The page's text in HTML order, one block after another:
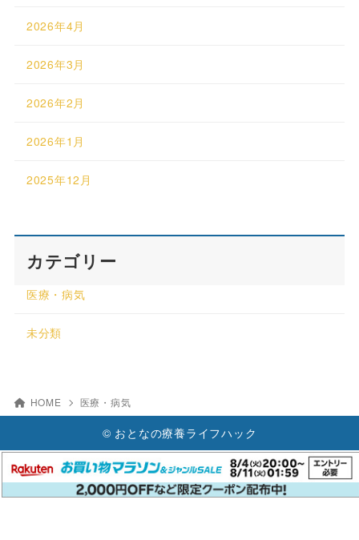
2026年4月
2026年3月
2026年2月
2026年1月
2025年12月
カテゴリー
医療・病気
未分類
HOME 医療・病気
© おとなの療養ライフハック